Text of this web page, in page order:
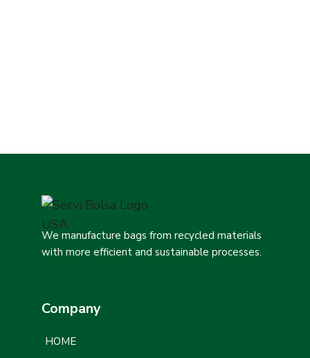
We manufacture bags from recycled materials
with more efficient and sustainable processes.
Company
HOME